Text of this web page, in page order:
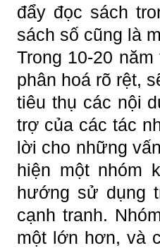
đẩy đọc sách
sách số cũng là
Trong 10-20
phân hoá rõ rệt,
tiêu thụ các nội
trợ của các tác
lời cho những
hiện một nhóm
hướng sử dụng
cạnh tranh.
một lớn hơn, và